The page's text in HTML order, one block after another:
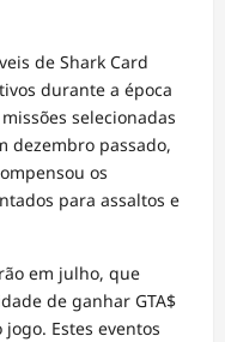
de Shark Card
durante a época
selecionadas
dezembro passado,
os
para assaltos e
em julho, que
de ganhar GTA$
Estes eventos